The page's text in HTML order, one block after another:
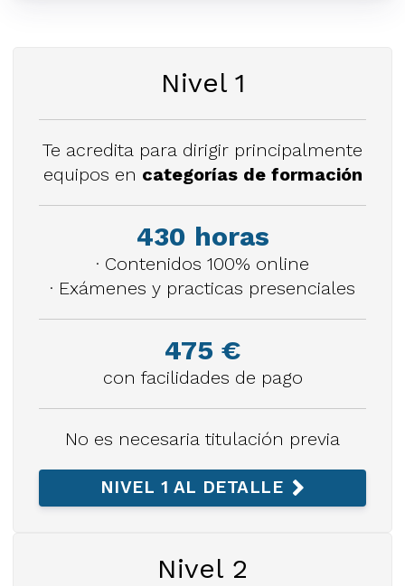
Nivel 1
Te acredita para dirigir principalmente
equipos en categorías de formación
430 horas
· Contenidos 100% online
· Exámenes y practicas presenciales
475 €
con facilidades de pago
No es necesaria titulación previa
NIVEL 1 AL DETALLE
Nivel 2